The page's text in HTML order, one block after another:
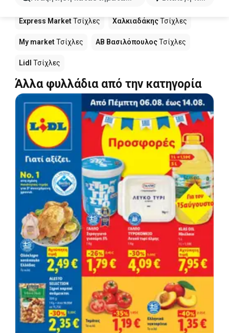
αγοράσετε;
Express MarketΤσίχλες ΧαλκιαδάκηςΤσίχλες
My marketΤσίχλες ΑΒ ΒασιλόπουλοςΤσίχλες
Lidl Τσίχλες
Άλλα φυλλάδια από την κατηγορία